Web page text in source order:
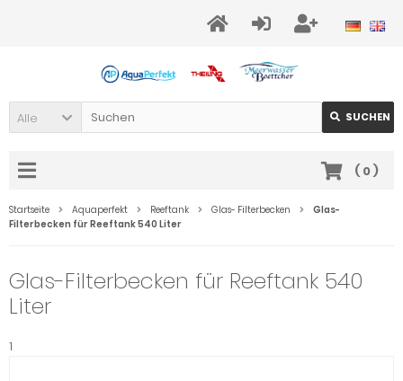
Alle SUCHEN
( 0)
Startseite Aquaperfekt Reeftank Glas- Filterbecken
Glas-
Filterbecken für Reeftank 540 Liter
Glas-Filterbecken für Reeftank 540
Liter
1